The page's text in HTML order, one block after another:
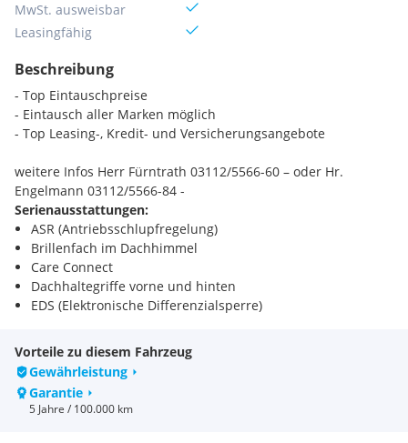
MwSt. ausweisbar
Leasingfähig
Beschreibung
- Top Eintauschpreise
- Eintausch aller Marken möglich
- Top Leasing-, Kredit- und Versicherungsangebote
weitere Infos Herr Fürntrath 03112/5566-60 – oder Hr.
Engelmann 03112/5566-84 -
Serienausstattungen:
ASR (Antriebsschlupfregelung)
Brillenfach im Dachhimmel
Care Connect
Dachhaltegriffe vorne und hinten
EDS (Elektronische Differenzialsperre)
Fahrer- und Beifahrersitz höhenverstellbar
Handschuhfach beleuchtet
HBA (hydraulischer Bremsassistent)
Kindersitz-Halterungen
Kontroll-Leuchte für Waschwasser
Vorteile zu diesem Fahrzeug
Gewährleistung
Garantie
5 Jahre / 100.000 km